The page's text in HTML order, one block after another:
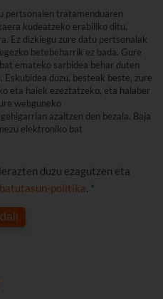
pertsonalen tratamenduaren
kudeatzeko erabiliko ditu,
Ez dizkiegu zure datu pertsonalak
betebeharrik ez bada. Gure
emateko sarbidea behar duten
duzu, besteak beste, zure
eta haiek ezeztatzeko, eta halaber
webguneko
azaltzen den bezala. Baja
elektroniko bat
duzu ezagutzen eta
politika. *